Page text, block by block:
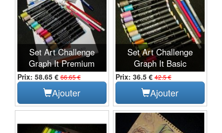
Set Art Challenge
Graph It Premium
Prix: 58.65 € 66.65 €
Ajouter
Set Art Challenge
Graph It Basic
Prix: 36.5 € 42.5 €
Ajouter